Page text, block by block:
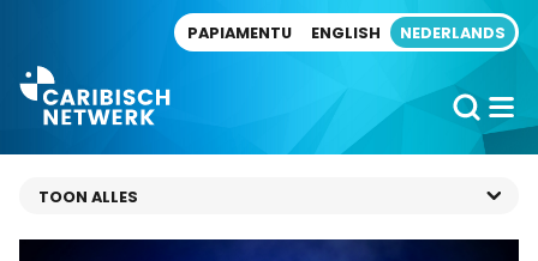
PAPIAMENTU ENGLISH NEDERLANDS